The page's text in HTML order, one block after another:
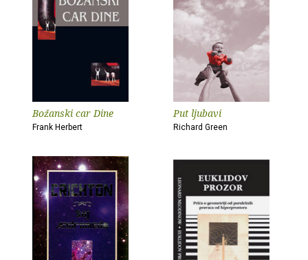
Božanski car Dine
Frank Herbert
Put ljubavi
Richard Green